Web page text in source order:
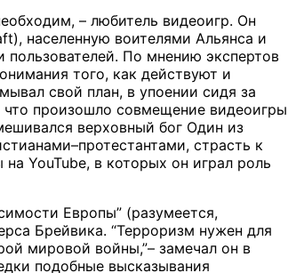
– любитель видеоигр. Он
населенную воителями Альянса и
По мнению экспертов
того, как действуют и
свой план, в упоении сидя за
произошло совмещение видеоигры
верховный бог Один из
страсть к
YouTube, в которых он играл роль
Европы” (разумеется,
Брейвика. “Терроризм нужен для
мировой войны,”– замечал он в
подобные высказывания